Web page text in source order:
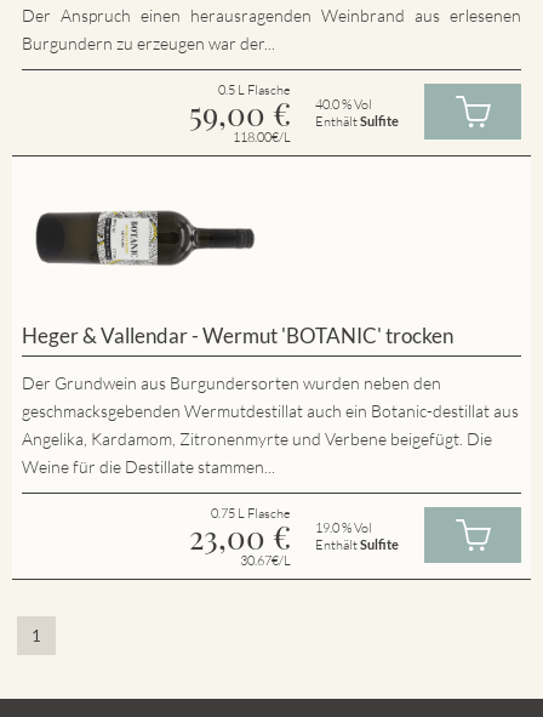
Der Anspruch einen herausragenden Weinbrand aus erlesenen
Burgundern zu erzeugen war der...
0.5 L Flasche
59,00 €
118.00€/L
40.0 % Vol
EnthältSulfite
Heger & Vallendar - Wermut 'BOTANIC' trocken
Der Grundwein aus Burgundersorten wurden neben den
geschmacksgebenden Wermutdestillat auch ein Botanic-destillat aus
Angelika, Kardamom, Zitronenmyrte und Verbene beigefügt. Die
Weine für die Destillate stammen...
0.75 L Flasche
23,00 €
30.67€/L
19.0 % Vol
EnthältSulfite
1